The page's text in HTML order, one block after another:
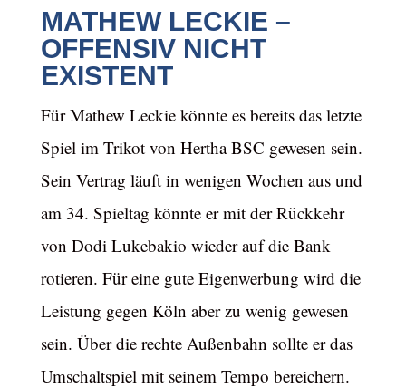
MATHEW LECKIE –
OFFENSIV NICHT
EXISTENT
Für Mathew Leckie könnte es bereits das letzte
Spiel im Trikot von Hertha BSC gewesen sein.
Sein Vertrag läuft in wenigen Wochen aus und
am 34. Spieltag könnte er mit der Rückkehr
von Dodi Lukebakio wieder auf die Bank
rotieren. Für eine gute Eigenwerbung wird die
Leistung gegen Köln aber zu wenig gewesen
sein. Über die rechte Außenbahn sollte er das
Umschaltspiel mit seinem Tempo bereichern.